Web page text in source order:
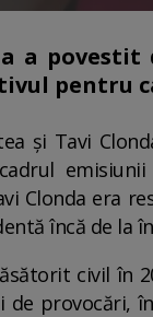
a
pentru
și Tavi
Clonda era
încă de la
civil în
provocări,